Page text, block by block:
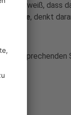
ich weiß, dass
bitte, denkt
entsprechenden